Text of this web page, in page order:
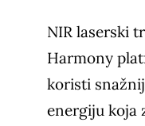
NIR laserski
Harmony
koristi
energiju koja